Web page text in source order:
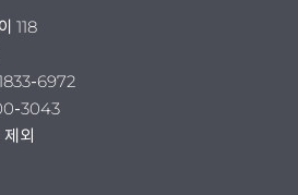
118
6972
3043
외